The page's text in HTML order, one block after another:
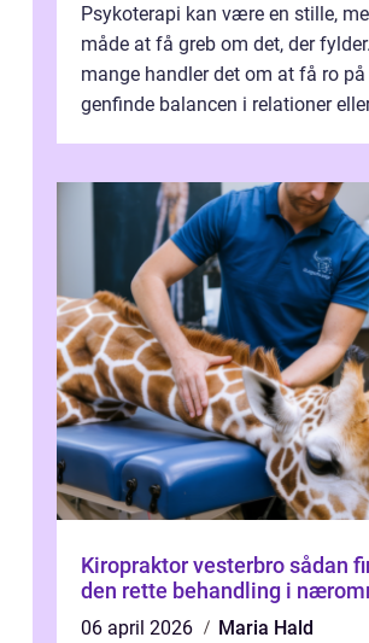
Psykoterapi kan være en stille,
måde at få greb om det, der
mange handler det om at få ro på
genfinde balancen i relationer
Kiropraktor vesterbro sådan finder du
den rette behandling i
06 april 2026
Maria Hald